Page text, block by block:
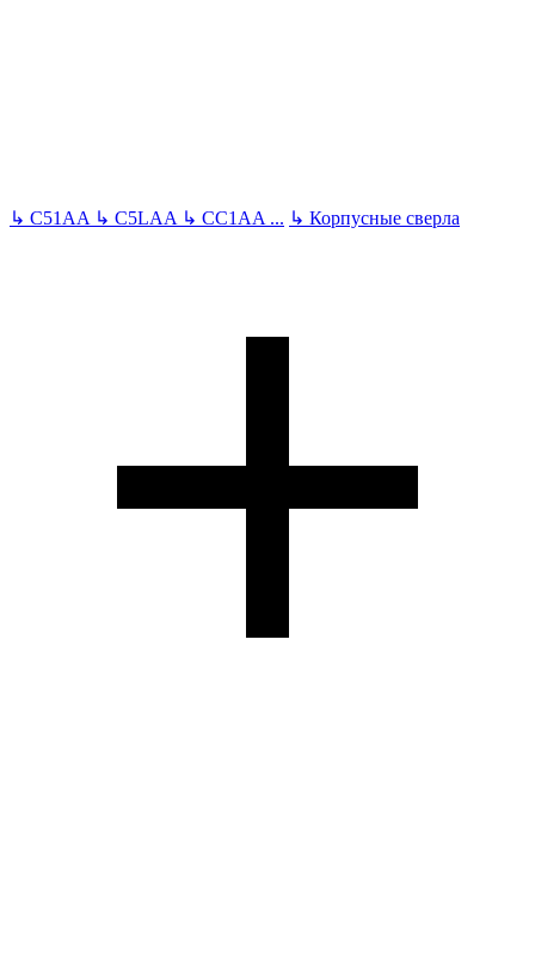
↳ C51AA ↳ C5LAA ↳ CC1AA ... ↳ Корпусные сверла